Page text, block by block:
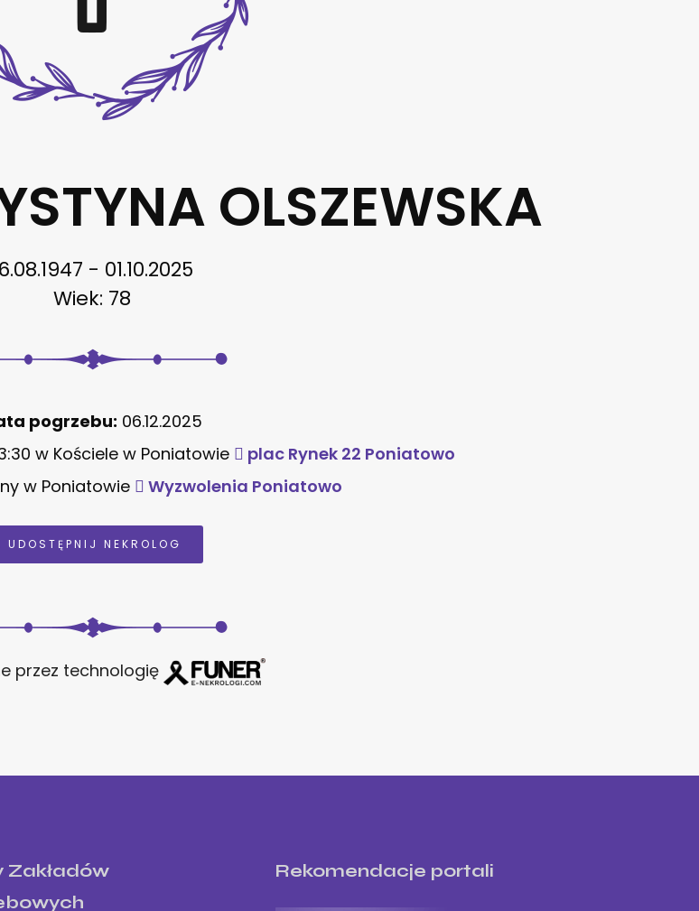
OLSZEWSKA
- 01.10.2025
Wiek: 78
pogrzebu: 06.12.2025
w Kościele w Poniatowie
plac Rynek 22 Poniatowo
w Poniatowie Wyzwolenia Poniatowo
UDOSTĘPNIJ NEKROLOG
przez technologię
Zakładów
Rekomendacje portali